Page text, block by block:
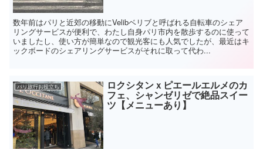
数年前はパリと近郊の移動にVelibベリブと呼ばれる自転車のシェア
リングサービスが便利で、わたし自身パリ市内を散歩するのに使って
いましたし、使い方が簡単なので観光客にも人気でしたが、最近はキ
ックボードのシェアリングサービスがそれに取って代わ...
パリ旅行お役立ち ロクシタンｘピエールエルメのカ
フェ、シャンゼリゼで絶品スイー
ツ【メニューあり】